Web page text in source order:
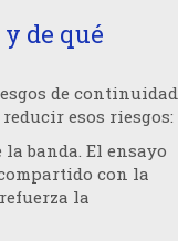
de qué
de continuidad.
esos riesgos:
banda. El ensayo
con la
la